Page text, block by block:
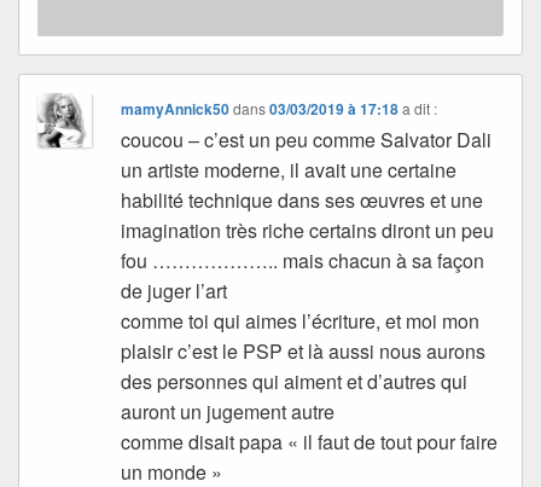
mamyAnnick50dans03/03/2019 à 17:18 a dit :
coucou – c’est un peu comme Salvator Dali
un artiste moderne, il avait une certaine
habilité technique dans ses œuvres et une
imagination très riche certains diront un peu
fou ……………….. mais chacun à sa façon
de juger l’art
comme toi qui aimes l’écriture, et moi mon
plaisir c’est le PSP et là aussi nous aurons
des personnes qui aiment et d’autres qui
auront un jugement autre
comme disait papa « il faut de tout pour faire
un monde »